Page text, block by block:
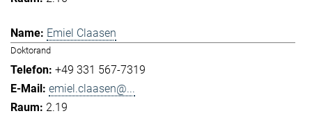
Emiel Claasen
Doktorand
+49 331 567-7319
emiel.claasen@...
2.19